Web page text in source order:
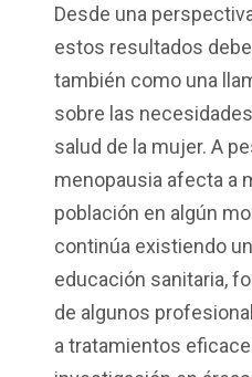
Desde una
estos resultados
también como una
sobre las
salud de la mujer. A
menopausia afecta a
población en algún
continúa existiendo
educación sanitaria,
de algunos
a tratamientos